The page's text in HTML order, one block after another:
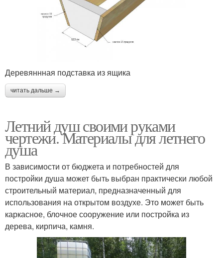
Деревяннная подставка из ящика
читать дальше →
Летний душ своими руками
чертежи. Материалы для летнего
душа
В зависимости от бюджета и потребностей для
постройки душа может быть выбран практически любой
строительный материал, предназначенный для
использования на открытом воздухе. Это может быть
каркасное, блочное сооружение или постройка из
дерева, кирпича, камня.